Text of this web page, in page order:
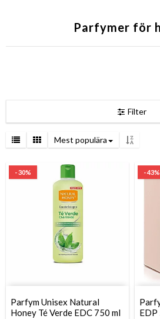
Parfymer för
Filter
Mest populära
- 30%
Parfym Unisex Natural
Honey Té Verde EDC 750 ml
- 43%
EDP